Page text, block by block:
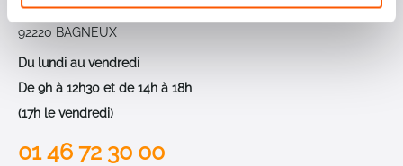
92220 BAGNEUX
Du lundi au vendredi
De 9h à 12h30 et de 14h à 18h
(17h le vendredi)
01 46 72 30 00